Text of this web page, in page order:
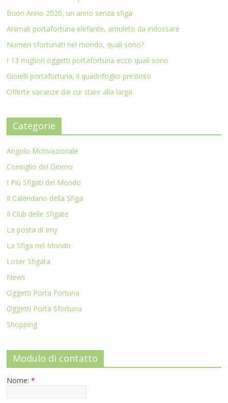
Buon Anno 2020, un anno senza sfiga
Animali portafortuna elefante, amuleto da indossare
Numeri sfortunati nel mondo, quali sono?
I 13 migliori oggetti portafortuna ecco quali sono
Gioielli portafortuna, il quadrifoglio prezioso
Offerte vacanze dai cui stare alla larga
Categorie
Angolo Motivazionale
Consiglio del Giorno
I Più Sfigati del Mondo
Il Calendario della Sfiga
Il Club delle Sfigate
La posta di Imy
La Sfiga nel Mondo
Loser Sfigata
News
Oggetti Porta Fortuna
Oggetti Porta Sfortuna
Shopping
Modulo di contatto
Nome:*